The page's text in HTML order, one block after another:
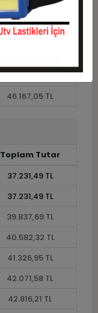
43.560,84 TL
44.305,47 TL
45.422,42 TL
46.167,05 TL
Toplam Tutar
37.231,49 TL
37.231,49 TL
39.837,69 TL
40.582,32 TL
41.326,95 TL
42.071,58 TL
42.816,21 TL